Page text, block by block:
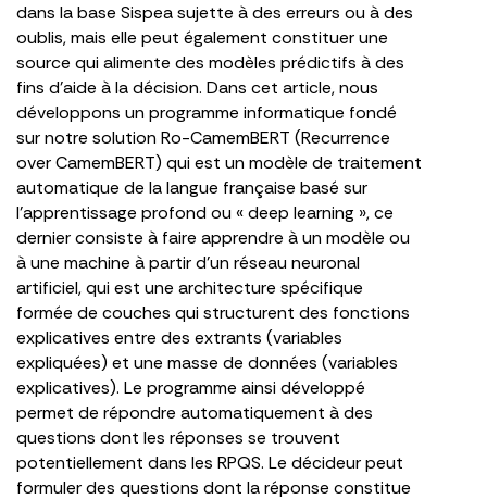
dans la base Sispea sujette à des erreurs ou à des
oublis, mais elle peut également constituer une
source qui alimente des modèles prédictifs à des
fins d’aide à la décision. Dans cet article, nous
développons un programme informatique fondé
sur notre solution Ro-CamemBERT (Recurrence
over CamemBERT) qui est un modèle de traitement
automatique de la langue française basé sur
l’apprentissage profond ou « deep learning », ce
dernier consiste à faire apprendre à un modèle ou
à une machine à partir d’un réseau neuronal
artificiel, qui est une architecture spécifique
formée de couches qui structurent des fonctions
explicatives entre des extrants (variables
expliquées) et une masse de données (variables
explicatives). Le programme ainsi développé
permet de répondre automatiquement à des
questions dont les réponses se trouvent
potentiellement dans les RPQS. Le décideur peut
formuler des questions dont la réponse constitue